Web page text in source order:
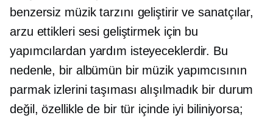
benzersiz müzik tarzını geliştirir ve sanatçılar,
arzu ettikleri sesi geliştirmek için bu
yapımcılardan yardım isteyeceklerdir. Bu
nedenle, bir albümün bir müzik yapımcısının
parmak izlerini taşıması alışılmadık bir durum
değil, özellikle de bir tür içinde iyi biliniyorsa;